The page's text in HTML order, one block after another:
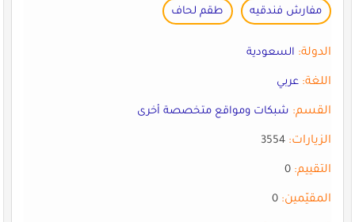
مفارش فندقيه طقم لحاف
الدولة: السعودية
اللغة: عربي
القسم: شبكات ومواقع متخصصة أخرى
الزيارات:3554
التقييم:0
المقيّمين:0